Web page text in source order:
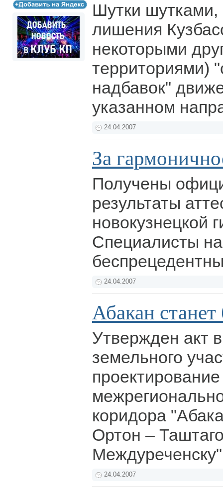
Шутки шутками,
лишения
некоторыми
территориями)
надбавок"
указанном
24.04.2007
За
Получены
результаты
новокузнецкой
Специалисты
24.04.2007
Абакан
Утвержден акт
земельного
коридора
Ортон –
24.04.2007